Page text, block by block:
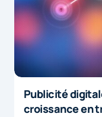
Publicité
croissance en